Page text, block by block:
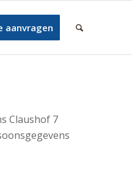
aanvragen
Claushof 7